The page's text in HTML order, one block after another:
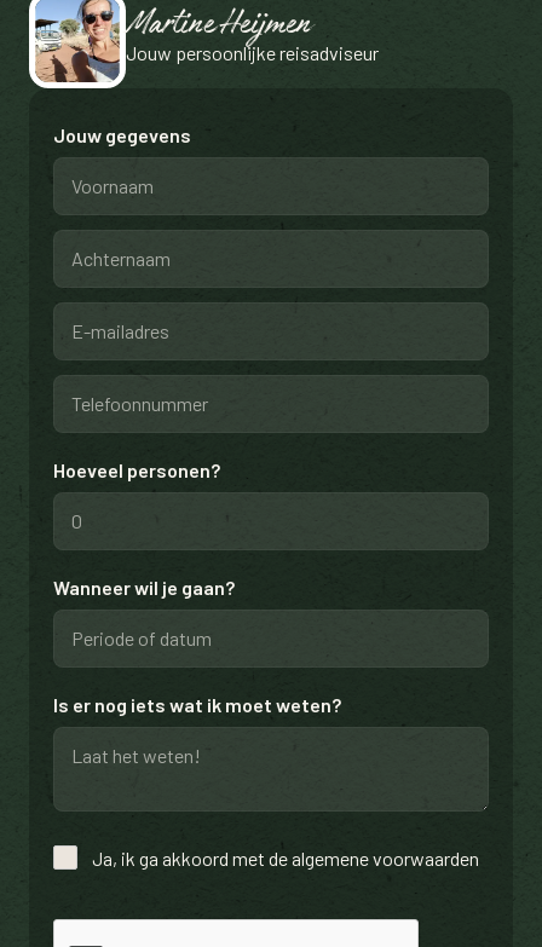
Martine Heijmen
Jouw persoonlijke reisadviseur
Jouw gegevens
Hoeveel personen?
Wanneer wil je gaan?
Is er nog iets wat ik moet weten?
Ja, ik ga akkoord met de algemene voorwaarden